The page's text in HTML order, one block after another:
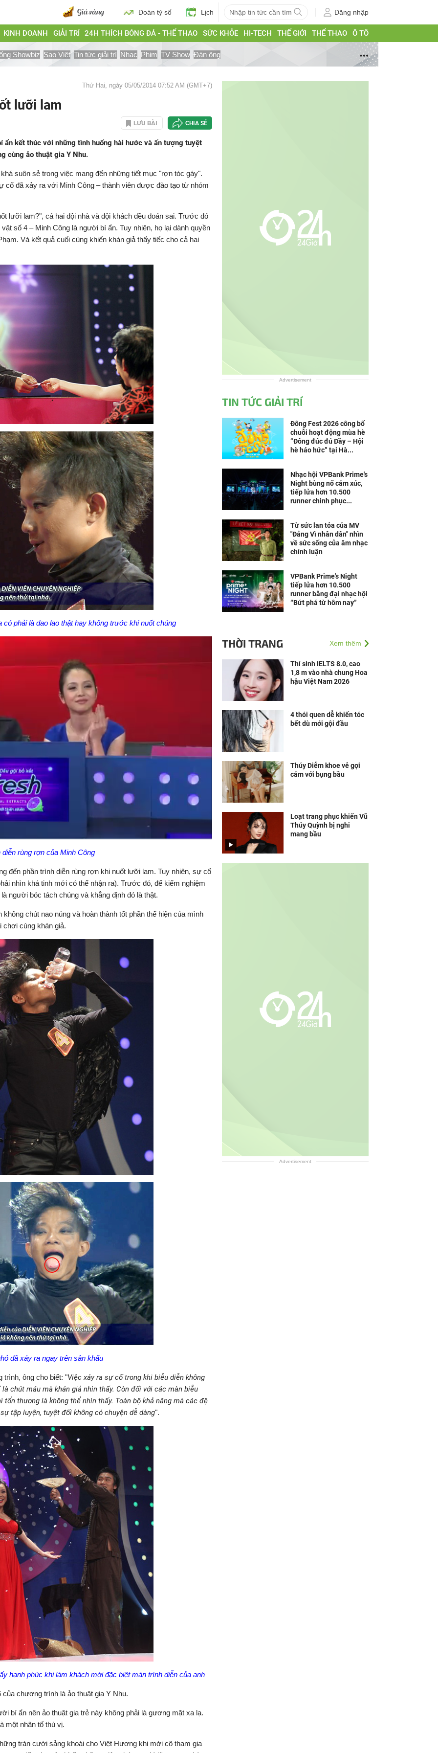
Đoán tỷ số Lịch Đăng nhập
KINH DOANH GIẢI TRÍ 24H THÍCH BÓNG ĐÁ - THỂ THAO SỨC KHỎE HI-TECH THẾ GIỚI THỂ THAO Ô TÔ
Showbiz Sao Việt Tin tức giải trí Nhạc Phim TV Show Đàn ông
Thứ Hai, ngày 05/05/2014 07:52 AM (GMT+7)
lưỡi lam
LƯU BÀI CHIA SẺ
kết thúc với những tình huống hài hước và ấn tượng tuyệt
cùng ảo thuật gia Y Nhu.
suôn sẻ trong việc mang đến những tiết mục "rợn tóc gáy".
cố đã xảy ra với Minh Công – thành viên được đào tạo từ nhóm
lưỡi lam?", cả hai đội nhà và đội khách đều đoán sai. Trước đó
số 4 – Minh Công là người bí ẩn. Tuy nhiên, họ lại dành quyền
Và kết quả cuối cùng khiến khán giả thấy tiếc cho cả hai
phải là dao lao thật hay không trước khi nuốt chúng
hình
thanh
diễn rùng rợn của Minh Công
đến phần trình diễn rùng rợn khi nuốt lưỡi lam. Tuy nhiên, sự cố
nhìn khá tinh mới có thể nhận ra). Trước đó, để kiểm nghiệm
người bóc tách chúng và khẳng định đó là thật.
chút nao núng và hoàn thành tốt phần thể hiện của mình
chơi cùng khán giả.
đã xảy ra ngay trên sân khấu
trình, ông cho biết: "Việc xảy ra sự cố trong khi biễu diễn không
chút máu mà khán giả nhìn thấy. Còn đối với các màn biễu
thương là không thể nhìn thấy. Toàn bộ khả năng mà các đệ
tập luyện, tuyệt đối không có chuyện dễ dàng".
hạnh phúc khi làm khách mời đặc biệt màn trình diễn của anh
chương trình là ảo thuật gia Y Nhu.
bí ẩn nên ảo thuật gia trẻ này không phải là gương mặt xa lạ.
một nhân tố thú vị.
tràn cười sảng khoái cho Việt Hương khi mời cô tham gia
Advertisement
TIN TỨC GIẢI TRÍ
Đông Fest 2026 công bố
chuỗi hoạt động mùa hè
“Đông đúc đủ Đầy – Hội
hè háo hức” tại Hà...
Nhạc hội VPBank Prime's
Night bùng nổ cảm xúc,
tiếp lửa hơn 10.500
runner chinh phục...
Từ sức lan tỏa của MV
"Đảng Vì nhân dân" nhìn
về sức sống của âm nhạc
chính luận
VPBank Prime's Night
tiếp lửa hơn 10.500
runner bằng đại nhạc hội
“Bứt phá từ hôm nay”
THỜI TRANG Xem thêm
Thí sinh IELTS 8.0, cao
1,8 m vào nhà chung Hoa
hậu Việt Nam 2026
4 thói quen dễ khiến tóc
bết dù mới gội đầu
Thúy Diễm khoe vẻ gợi
cảm với bụng bầu
Loạt trang phục khiến Vũ
Thúy Quỳnh bị nghi
mang bầu
Advertisement